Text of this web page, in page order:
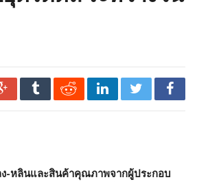
ง-หลินและสินค้าคุณภาพจากผู้ประกอบ